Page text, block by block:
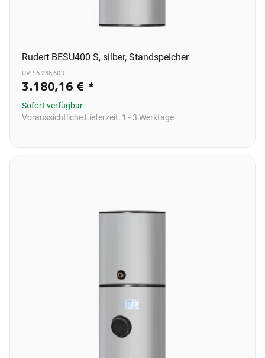
Rudert BESU400 S, silber, Standspeicher
UVP 6.235,60 €
3.180,16 € *
Sofort verfügbar
Voraussichtliche Lieferzeit: 1 - 3 Werktage